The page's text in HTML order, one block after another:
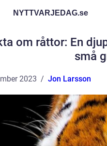
NYTTVARJEDAG.se
om råttor: En
små
2023 Jon Larsson